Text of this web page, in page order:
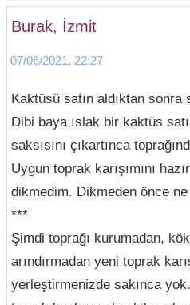
Burak, İzmit
07/06/2021, 22:27
Kaktüsü satın aldıktan sonra
Dibi baya ıslak bir kaktüs
saksısını çıkartınca
Uygun toprak karışımını
dikmedim. Dikmeden önce
***
Şimdi toprağı kurumadan,
arındırmadan yeni toprak
yerleştirmenizde sakınca